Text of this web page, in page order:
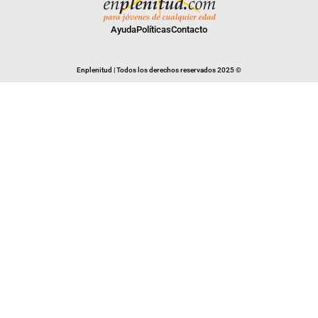
AyudaPolíticasContacto
Enplenitud | Todos los derechos reservados 2025 ©